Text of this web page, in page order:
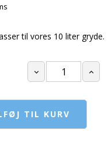
til vores 10 liter gryde.
TIL KURV